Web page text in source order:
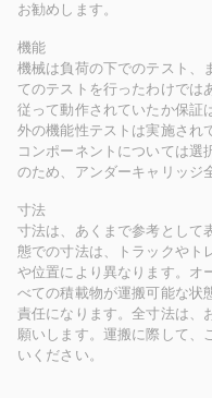
お勧めします。
機能
機械は負荷の下でのテスト、
てのテストを行ったわけでは
従って動作されていたか保証
外の機能性テストは実施され
コンポーネントについては選
のため、アンダーキャリッジ
寸法
寸法は、あくまで参考として
態での寸法は、トラックやト
や位置により異なります。オ
べての積載物が運搬可能な状
責任になります。全寸法は、
願いします。運搬に際して、
いください。